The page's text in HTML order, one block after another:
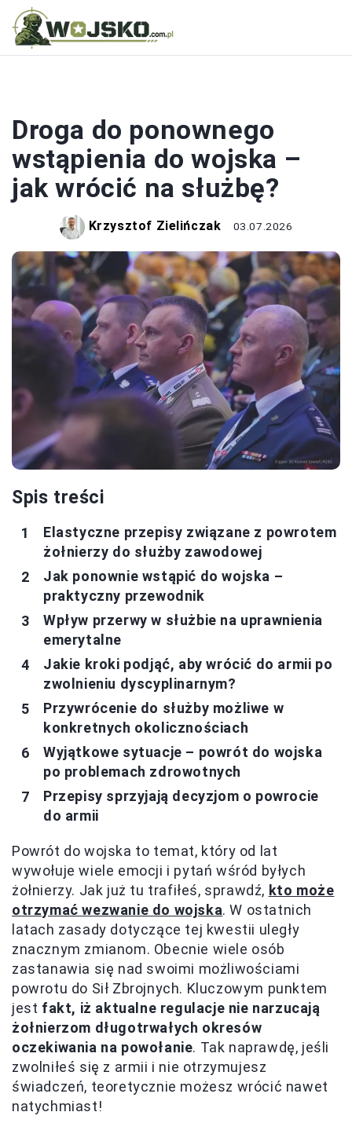
Droga do ponownego
wstąpienia do wojska –
jak wrócić na służbę?
Krzysztof Zielińczak 03.07.2026
Spis treści
Elastyczne przepisy związane z powrotem
żołnierzy do służby zawodowej
Jak ponownie wstąpić do wojska –
praktyczny przewodnik
Wpływ przerwy w służbie na uprawnienia
emerytalne
Jakie kroki podjąć, aby wrócić do armii po
zwolnieniu dyscyplinarnym?
Przywrócenie do służby możliwe w
konkretnych okolicznościach
Wyjątkowe sytuacje – powrót do wojska
po problemach zdrowotnych
Przepisy sprzyjają decyzjom o powrocie
do armii
Powrót do wojska to temat, który od lat
wywołuje wiele emocji i pytań wśród byłych
żołnierzy. Jak już tu trafiłeś, sprawdź, kto może
otrzymać wezwanie do wojska. W ostatnich
latach zasady dotyczące tej kwestii uległy
znacznym zmianom. Obecnie wiele osób
zastanawia się nad swoimi możliwościami
powrotu do Sił Zbrojnych. Kluczowym punktem
jest fakt, iż aktualne regulacje nie narzucają
żołnierzom długotrwałych okresów
oczekiwania na powołanie. Tak naprawdę, jeśli
zwolniłeś się z armii i nie otrzymujesz
świadczeń, teoretycznie możesz wrócić nawet
natychmiast!